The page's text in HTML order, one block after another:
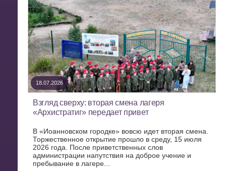
18.07.2026
Взгляд сверху: вторая смена лагеря
«Архистратиг» передает привет
В «Иоанновском городке» вовсю идет вторая смена.
Торжественное открытие прошло в среду, 15 июля
2026 года. После приветственных слов
администрации напутствия на доброе учение и
пребывание в лагере...